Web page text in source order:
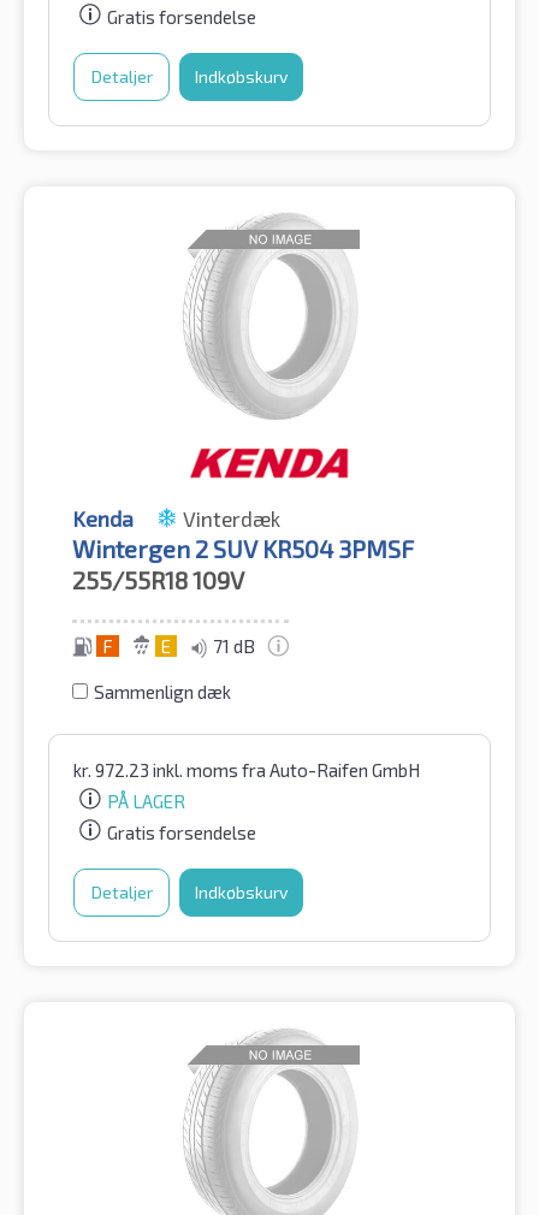
Gratis forsendelse
Detaljer Indkøbskurv
Kenda Vinterdæk
Wintergen 2 SUV KR504 3PMSF
255/55R18109V
F E 71 dB
Sammenlign dæk
kr. 972.23 inkl. moms fra Auto-Raifen GmbH
PÅ LAGER
Gratis forsendelse
Detaljer Indkøbskurv